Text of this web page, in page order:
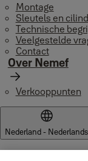
Montage
Sleutels en
Technische
Veelgestelde
Contact
Over Nemef
Verkooppunten
Nederland - Nederlands